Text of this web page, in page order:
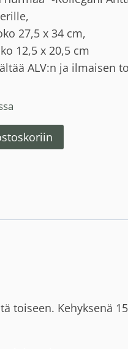
oli:
220,00 €.
on:
120,00 €.
27,5 x 34 cm,
12,5 x 20,5 cm
ALV:n ja ilmaisen
toiseen. Kehyksenä